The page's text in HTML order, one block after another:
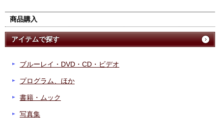
商品購入
アイテムで探す
ブルーレイ・DVD・CD・ビデオ
プログラム、ほか
書籍・ムック
写真集